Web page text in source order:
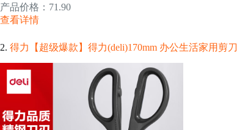
产品价格：71.90
查看详情
2. 得力【超级爆款】得力(deli)170mm 办公生活家用剪刀